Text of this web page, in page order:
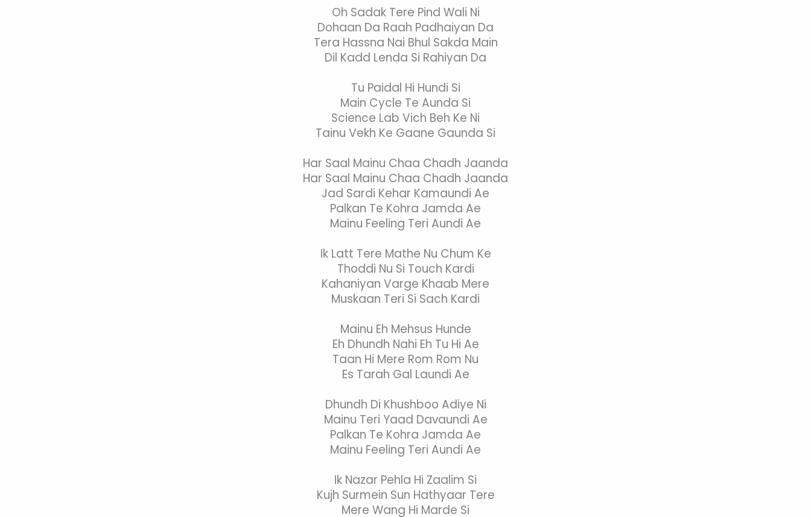
Oh Sadak Tere Pind Wali Ni
Dohaan Da Raah Padhaiyan Da
Tera Hassna Nai Bhul Sakda Main
Dil Kadd Lenda Si Rahiyan Da
Tu Paidal Hi Hundi Si
Main Cycle Te Aunda Si
Science Lab Vich Beh Ke Ni
Tainu Vekh Ke Gaane Gaunda Si
Har Saal Mainu Chaa Chadh Jaanda
Har Saal Mainu Chaa Chadh Jaanda
Jad Sardi Kehar Kamaundi Ae
Palkan Te Kohra Jamda Ae
Mainu Feeling Teri Aundi Ae
Ik Latt Tere Mathe Nu Chum Ke
Thoddi Nu Si Touch Kardi
Kahaniyan Varge Khaab Mere
Muskaan Teri Si Sach Kardi
Mainu Eh Mehsus Hunde
Eh Dhundh Nahi Eh Tu Hi Ae
Taan Hi Mere Rom Rom Nu
Es Tarah Gal Laundi Ae
Dhundh Di Khushboo Adiye Ni
Mainu Teri Yaad Davaundi Ae
Palkan Te Kohra Jamda Ae
Mainu Feeling Teri Aundi Ae
Ik Nazar Pehla Hi Zaalim Si
Kujh Surmein Sun Hathyaar Tere
Mere Wang Hi Marde Si